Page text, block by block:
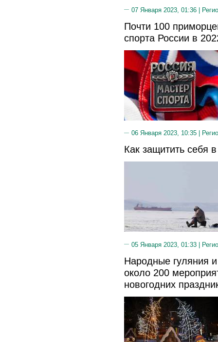
07 Января 2023, 01:36 |
Почти 100
спорта России в
06 Января 2023, 10:35 |
Как защитить
05 Января 2023, 01:33 |
Народные гуляния
около 200
новогодних